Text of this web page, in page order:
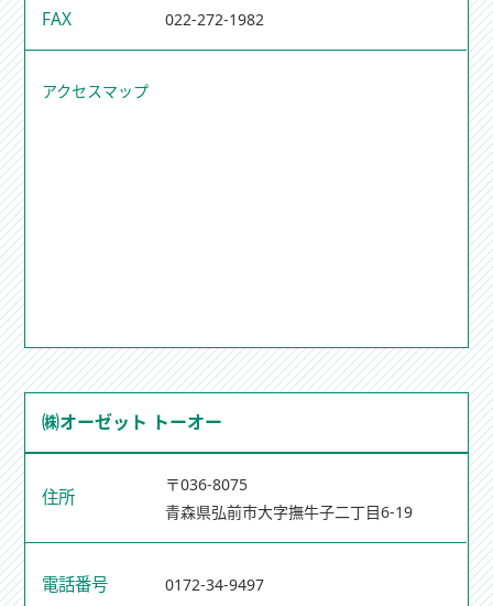
FAX 022-272-1982
アクセスマップ
㈱オーゼット トーオー
住所
〒036-8075
青森県弘前市大字撫牛子二丁目6-19
電話番号 0172-34-9497